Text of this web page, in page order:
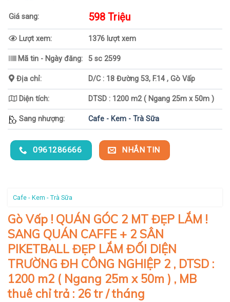
Giá sang: 598 Triệu
Lượt xem: 1376 lượt xem
Mã tin - Ngày đăng: 5 sc 2599
Địa chỉ: D/C : 18 Đường 53, F.14 , Gò Vấp
Diện tích: DTSD : 1200 m2 ( Ngang 25m x 50m )
Sang nhượng: Cafe - Kem - Trà Sữa
0961286666 NHẮN TIN
Cafe - Kem - Trà Sữa
Gò Vấp ! QUÁN GÓC 2 MT ĐẸP LẮM !
SANG QUÁN CAFFE + 2 SÂN
PIKETBALL ĐẸP LẮM ĐỐI DIỆN
TRƯỜNG ĐH CÔNG NGHIỆP 2 , DTSD :
1200 m2 ( Ngang 25m x 50m ) , MB
thuê chỉ trả : 26 tr / tháng